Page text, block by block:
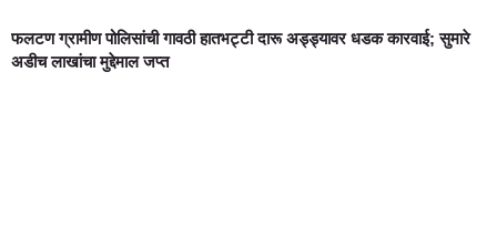
फलटण ग्रामीण पोलिसांची गावठी हातभट्टी दारू अड्ड्यावर धडक कारवाई; सुमारे
अडीच लाखांचा मुद्देमाल जप्त